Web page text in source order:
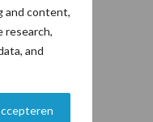
and content,
research,
and